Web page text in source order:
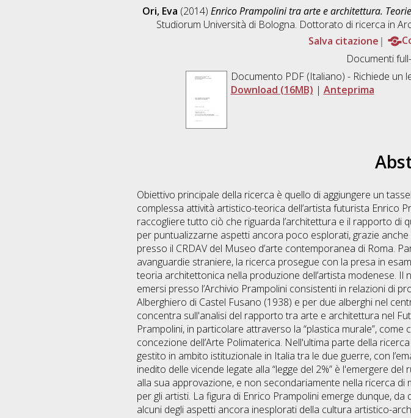
Ori, Eva (2014) Enrico Prampolini tra arte e architettura.
Studiorum Università di Bologna. Dottorato di ricerca in
Salva citazione
Documenti
Documento PDF(Italiano) - Richiede un
Download (16MB) | Anteprima
Obiettivo principale della ricerca è quello di aggiungere un
complessa attività artistico-teorica dell’artista futurista Enrico
raccogliere tutto ciò che riguarda l’architettura e il rapporto di
per puntualizzarne aspetti ancora poco esplorati, grazie
presso il CRDAV del Museo d’arte contemporanea di Roma.
avanguardie straniere, la ricerca prosegue con la presa in
teoria architettonica nella produzione dell’artista modenese.
emersi presso l’Archivio Prampolini consistenti in relazioni di
Alberghiero di Castel Fusano (1938) e per due alberghi nel
concentra sull'analisi del rapporto tra arte e architettura nel
Prampolini, in particolare attraverso la “plastica murale”,
concezione dell’Arte Polimaterica. Nell'ultima parte della
gestito in ambito istituzionale in Italia tra le due guerre, con
inedito delle vicende legate alla “legge del 2%” è l'emergere
alla sua approvazione, e non secondariamente nella ricerca
per gli artisti. La figura di Enrico Prampolini emerge dunque,
alcuni degli aspetti ancora inesplorati della cultura artistico-